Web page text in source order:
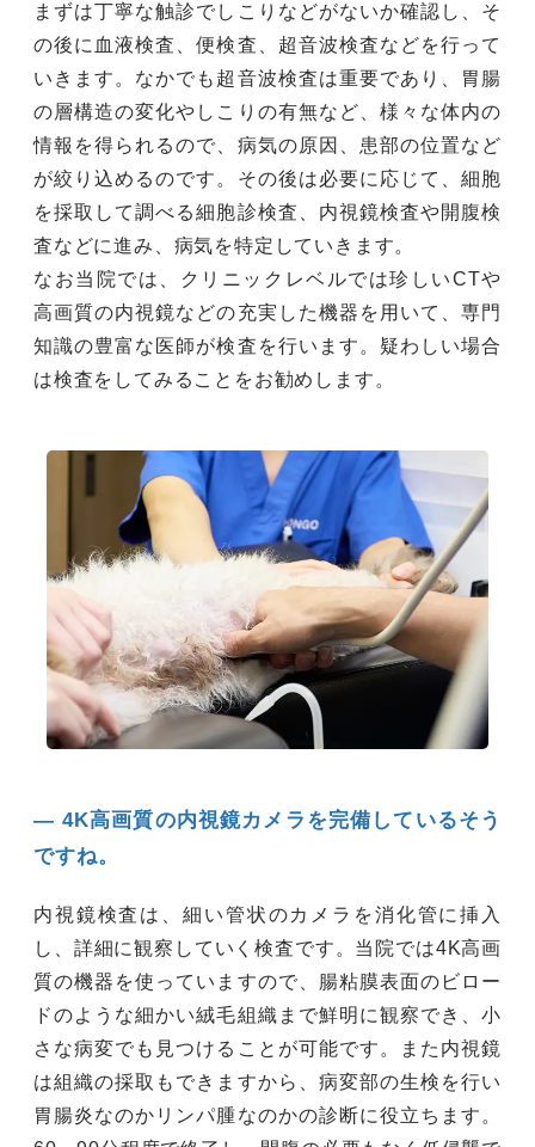
まずは丁寧な触診でしこりなどがないか確認し、そ
の後に血液検査、便検査、超音波検査などを行って
いきます。なかでも超音波検査は重要であり、胃腸
の層構造の変化やしこりの有無など、様々な体内の
情報を得られるので、病気の原因、患部の位置など
が絞り込めるのです。その後は必要に応じて、細胞
を採取して調べる細胞診検査、内視鏡検査や開腹検
査などに進み、病気を特定していきます。
なお当院では、クリニックレベルでは珍しいCTや
高画質の内視鏡などの充実した機器を用いて、専門
知識の豊富な医師が検査を行います。疑わしい場合
は検査をしてみることをお勧めします。
― 4K高画質の内視鏡カメラを完備しているそう
ですね。
内視鏡検査は、細い管状のカメラを消化管に挿入
し、詳細に観察していく検査です。当院では4K高画
質の機器を使っていますので、腸粘膜表面のビロー
ドのような細かい絨毛組織まで鮮明に観察でき、小
さな病変でも見つけることが可能です。また内視鏡
は組織の採取もできますから、病変部の生検を行い
胃腸炎なのかリンパ腫なのかの診断に役立ちます。